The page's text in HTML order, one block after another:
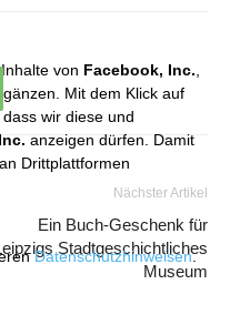
von Facebook, Inc.,
Mit dem Klick auf
wir diese und
anzeigen dürfen. Damit
Drittplattformen
Datenschutzhinweisen.
Nächster Artikel
Ein Buch-Geschenk für
Stadtgeschichtliches
Museum